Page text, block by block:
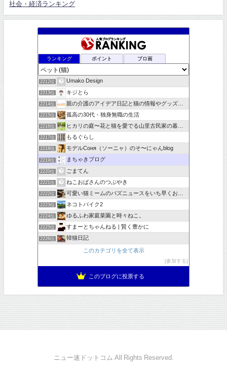
社会・経済ランキング
ランキング ポイント ブロ画
2212位 Umako Design
2213位 キジとら
2214位 親の介護のアイデア日記と猫の情報やグッズとお役立ち商品の紹介
2215位 孤高の30代・独身無職の生活
2216位 ヒカリの庭〜花と猫を愛でる山里古民家の暮らし〜
2217位 もるぐらし
2218位 モデルСоня（ソーニャ）のそ〜にゃんblog
2219位 まちゃきブログ
2220位 ごまてん
2221位 ねこおばさんのつぶやき
2222位 可愛い猫ミームのバズニュースをいち早くお届け！ミームラボ
2223位 ネコトバイク2
2224位 ゆるふわ家庭菜園と時々ねこ。
2225位 すまーとちゃんねる | 賢く豊かに
2226位 韓猫日記
このカテゴリを全て表示
参加する
このブログに投票する
ニュー速ドットコム All Rights Reserved.